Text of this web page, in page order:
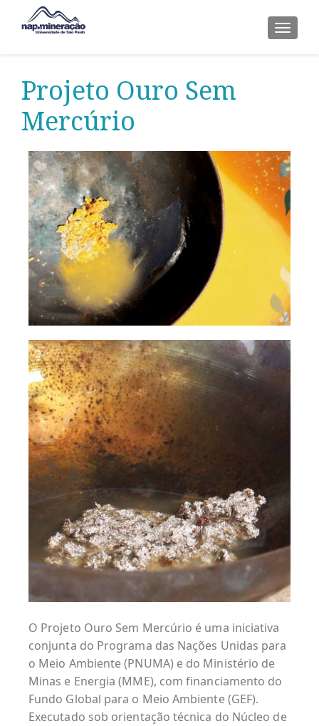
Projeto Ouro Sem
Mercúrio
O Projeto Ouro Sem Mercúrio é uma iniciativa
conjunta do Programa das Nações Unidas para
o Meio Ambiente (PNUMA) e do Ministério de
Minas e Energia (MME), com financiamento do
Fundo Global para o Meio Ambiente (GEF).
Executado sob orientação técnica do Núcleo de